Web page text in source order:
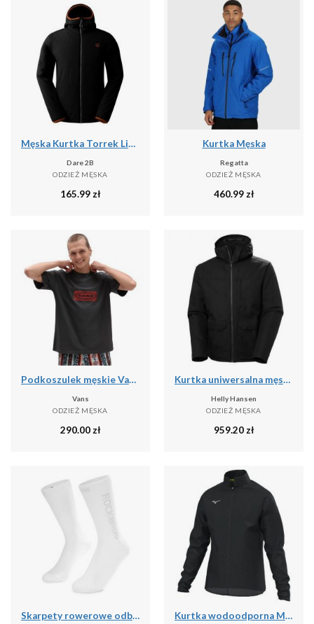
Męska Kurtka Torrek Lite Air
Dare 2B
ODZIEŻ MĘSKA
165.99 zł
Kurtka Męska
Regatta
ODZIEŻ MĘSKA
460.99 zł
Podkoszulek męskie Vans X Curren X Knost
Vans
ODZIEŻ MĘSKA
290.00 zł
Kurtka uniwersalna męska Helly Hansen Chill 3.0
Helly Hansen
ODZIEŻ MĘSKA
959.20 zł
Skarpety rowerowe odblaskowe unisex antybakteryjne Kurtka wodoodporna Mizuno RB